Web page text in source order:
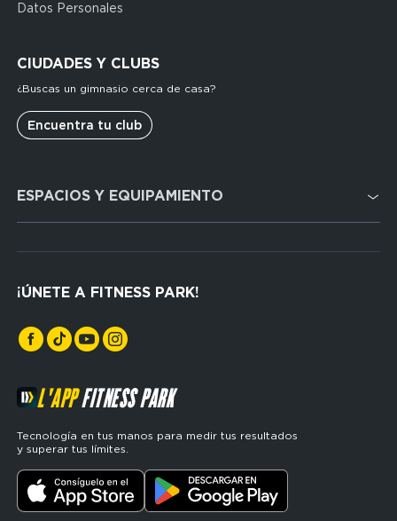
Espagne
Datos Personales
CIUDADES Y CLUBS
¿Buscas un gimnasio cerca de casa?
Encuentra tu club
menu
for
Espagne
ESPACIOS Y EQUIPAMIENTO
Musculación
¡ÚNETE A FITNESS PARK!
L'APPFITNESS PARK
Tecnología en tus manos para medir tus resultados
y superar tus límites.